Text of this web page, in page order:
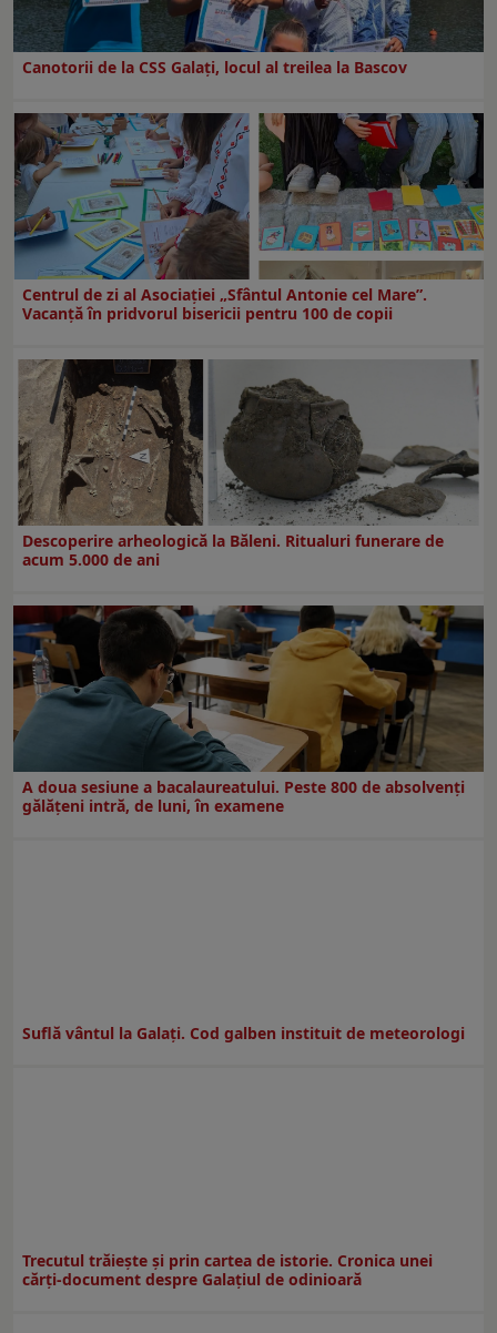
Canotorii de la CSS Galați, locul al treilea la Bascov
Centrul de zi al Asociației „Sfântul Antonie cel Mare”.
Vacanță în pridvorul bisericii pentru 100 de copii
Descoperire arheologică la Băleni. Ritualuri funerare de
acum 5.000 de ani
A doua sesiune a bacalaureatului. Peste 800 de absolvenţi
gălăţeni intră, de luni, în examene
Suflă vântul la Galaţi. Cod galben instituit de meteorologi
Trecutul trăiește și prin cartea de istorie. Cronica unei
cărți-document despre Galațiul de odinioară